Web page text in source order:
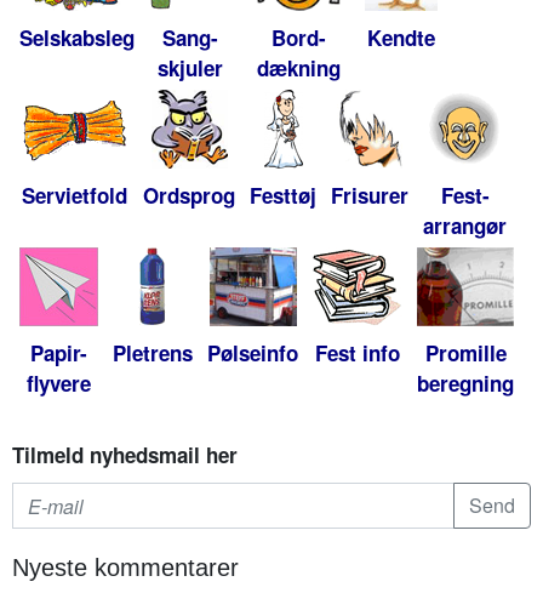
Selskabsleg
Sang-
skjuler
Bord-
dækning
Kendte
Servietfold Ordsprog Festtøj Frisurer
Fest-
arrangør
Papir-
flyvere
Pletrens Pølseinfo Fest info
Promille
beregning
Tilmeld nyhedsmail her
Nyeste kommentarer